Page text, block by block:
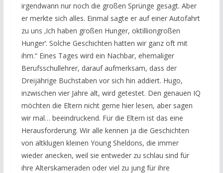
irgendwann nur noch die großen Sprünge gesagt. Aber
er merkte sich alles. Einmal sagte er auf einer Autofahrt
zu uns ‚Ich haben großen Hunger, oktilliongroßen
Hunger‘. Solche Geschichten hatten wir ganz oft mit
ihm.“ Eines Tages wird ein Nachbar, ehemaliger
Berufsschullehrer, darauf aufmerksam, dass der
Dreijährige Buchstaben vor sich hin addiert. Hugo,
inzwischen vier Jahre alt, wird getestet. Den genauen IQ
möchten die Eltern nicht gerne hier lesen, aber sagen
wir mal… beeindruckend. Für die Eltern ist das eine
Herausforderung. Wir alle kennen ja die Geschichten
von altklugen kleinen Young Sheldons, die immer
wieder anecken, weil sie entweder zu schlau sind für
ihre Alterskameraden oder viel zu jung für ihre